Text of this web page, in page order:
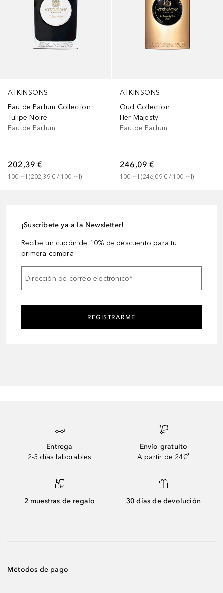
ATKINSONS
Eau de Parfum Collection
Tulipe Noire
Eau de Parfum
202,39 €
100 ml (202,39 € / 100 ml)
ATKINSONS
Oud Collection
Her Majesty
Eau de Parfum
246,09 €
100 ml (246,09 € / 100 ml)
¡Suscríbete ya a la Newsletter!
Recibe un cupón de 10% de descuento para tu
primera compra
Dirección de correo electrónico*
REGISTRARME
Entrega
2-3 días laborables
Envío gratuito
A partir de 24€³
2 muestras de regalo 30 días de devolución
Métodos de pago